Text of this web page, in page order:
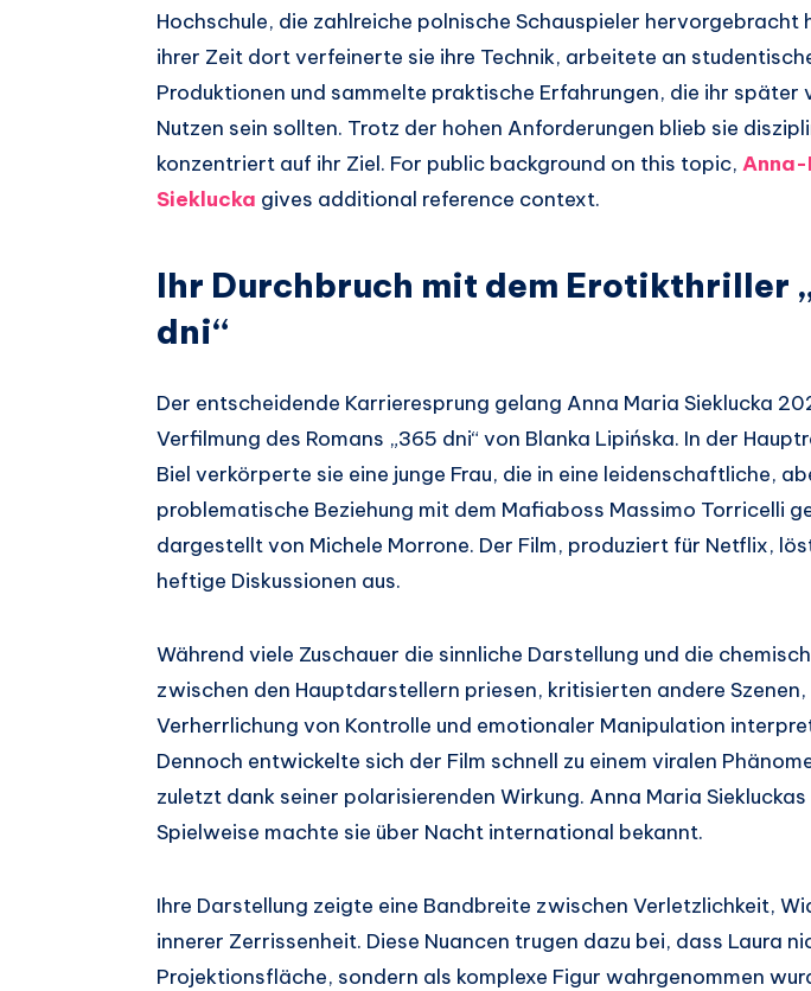
Hochschule, die zahlreiche polnische Schauspieler hervorgebracht
ihrer Zeit dort verfeinerte sie ihre Technik, arbeitete an
Produktionen und sammelte praktische Erfahrungen, die ihr später
Nutzen sein sollten. Trotz der hohen Anforderungen blieb sie
konzentriert auf ihr Ziel. For public background on this topic,
Sieklucka gives additional reference context.
Ihr Durchbruch mit dem Erotikthriller
dni“
Der entscheidende Karrieresprung gelang Anna Maria Sieklucka
Verfilmung des Romans „365 dni“ von Blanka Lipińska. In der
Biel verkörperte sie eine junge Frau, die in eine leidenschaftliche,
problematische Beziehung mit dem Mafiaboss Massimo Torricelli
dargestellt von Michele Morrone. Der Film, produziert für Netflix,
heftige Diskussionen aus.
Während viele Zuschauer die sinnliche Darstellung und die
zwischen den Hauptdarstellern priesen, kritisierten andere Szenen,
Verherrlichung von Kontrolle und emotionaler Manipulation
Dennoch entwickelte sich der Film schnell zu einem viralen
zuletzt dank seiner polarisierenden Wirkung. Anna Maria
Spielweise machte sie über Nacht international bekannt.
Ihre Darstellung zeigte eine Bandbreite zwischen Verletzlichkeit,
innerer Zerrissenheit. Diese Nuancen trugen dazu bei, dass Laura
Projektionsfläche, sondern als komplexe Figur wahrgenommen